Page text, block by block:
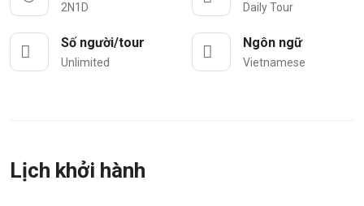
2N1D Daily Tour
Số người/tour
Unlimited
Ngôn ngữ
Vietnamese
Lịch khởi hành